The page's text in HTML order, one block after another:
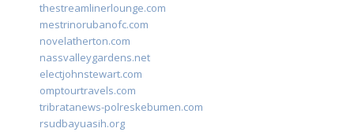
thestreamlinerlounge.com
mestrinorubanofc.com
novelatherton.com
nassvalleygardens.net
electjohnstewart.com
omptourtravels.com
tribratanews-polreskebumen.com
rsudbayuasih.org